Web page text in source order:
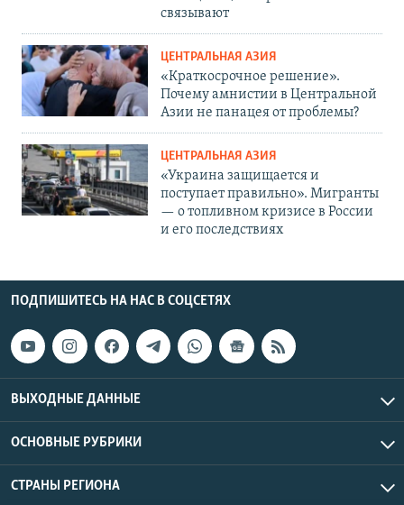
связывают
ЦЕНТРАЛЬНАЯ АЗИЯ
«Краткосрочное решение».
Почему амнистии в Центральной
Азии не панацея от проблемы?
ЦЕНТРАЛЬНАЯ АЗИЯ
«Украина защищается и
поступает правильно». Мигранты
— о топливном кризисе в России
и его последствиях
ПОДПИШИТЕСЬ НА НАС В СОЦСЕТЯХ
ВЫХОДНЫЕ ДАННЫЕ
ОСНОВНЫЕ РУБРИКИ
СТРАНЫ РЕГИОНА